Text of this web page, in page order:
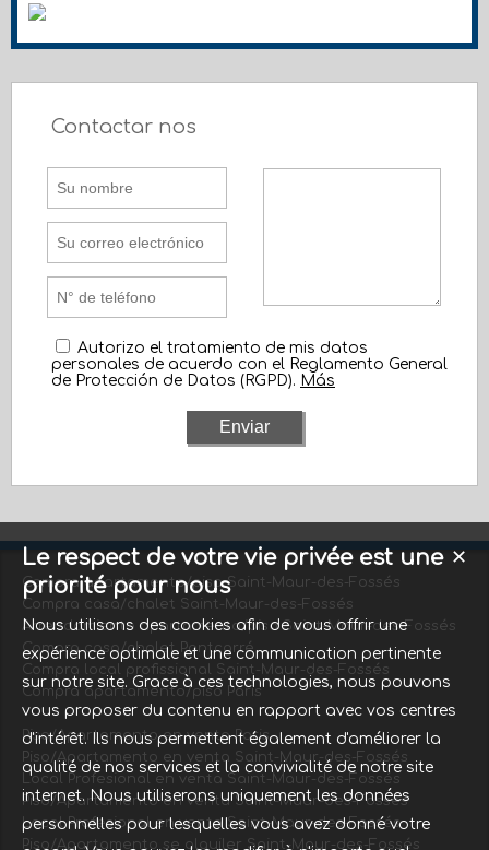
Contactar nos
Autorizo el tratamiento de mis datos
personales de acuerdo con el Reglamento General
de Protección de Datos (RGPD). Más
Compra apartamento/piso Saint-Maur-des-Fossés
Compra casa/chalet Saint-Maur-des-Fossés
Arrendamiento apartamento/piso Saint-Maur-des-Fossés
Compra casa/chalet Pontcarré
Compra local profissional Saint-Maur-des-Fossés
Compra apartamento/piso Paris
Piso/Apartamento en venta Paris
Piso/Apartamento en venta Saint-Maur-des-Fossés
Local Profesional en venta Saint-Maur-des-Fossés
Piso/Apartamento en venta Saint-Maur-des-Fossés
Local Profesional en venta Saint-Maur-des-Fossés
Piso/Apartamento se alquiler Saint-Maur-des-Fossés
✕
Le respect de votre vie privée est une
priorité pour nous
Nous utilisons des cookies afin de vous offrir une
expérience optimale et une communication pertinente
sur notre site. Grace à ces technologies, nous pouvons
vous proposer du contenu en rapport avec vos centres
d'intérêt. Ils nous permettent également d'améliorer la
qualité de nos services et la convivialité de notre site
internet. Nous utiliserons uniquement les données
personnelles pour lesquelles vous avez donné votre